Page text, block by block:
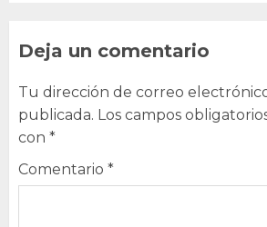
Deja un comentario
Tu dirección de correo
publicada. Los campos
con *
Comentario *